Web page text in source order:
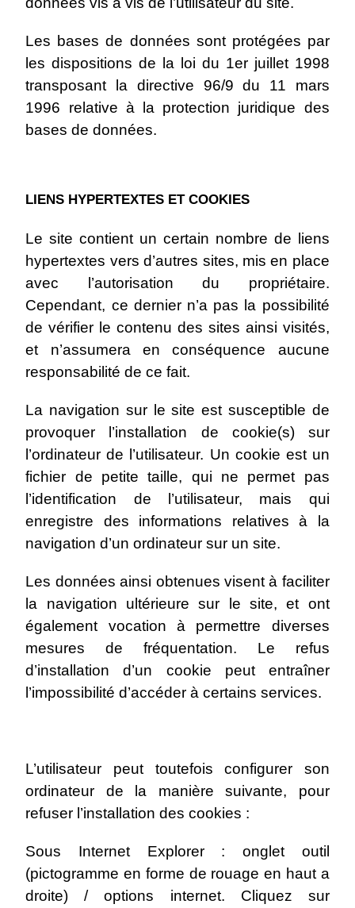
Les bases de données sont protégées par
les dispositions de la loi du 1er juillet 1998
transposant la directive 96/9 du 11 mars
1996 relative à la protection juridique des
bases de données.
LIENS HYPERTEXTES ET COOKIES
Le site contient un certain nombre de liens
hypertextes vers d’autres sites, mis en place
avec l’autorisation du propriétaire.
Cependant, ce dernier n’a pas la possibilité
de vérifier le contenu des sites ainsi visités,
et n’assumera en conséquence aucune
responsabilité de ce fait.
La navigation sur le site est susceptible de
provoquer l’installation de cookie(s) sur
l’ordinateur de l’utilisateur. Un cookie est un
fichier de petite taille, qui ne permet pas
l’identification de l’utilisateur, mais qui
enregistre des informations relatives à la
navigation d’un ordinateur sur un site.
Les données ainsi obtenues visent à faciliter
la navigation ultérieure sur le site, et ont
également vocation à permettre diverses
mesures de fréquentation. Le refus
d’installation d’un cookie peut entraîner
l’impossibilité d’accéder à certains services.
L’utilisateur peut toutefois configurer son
ordinateur de la manière suivante, pour
refuser l’installation des cookies :
Sous Internet Explorer : onglet outil
(pictogramme en forme de rouage en haut a
droite) / options internet. Cliquez sur